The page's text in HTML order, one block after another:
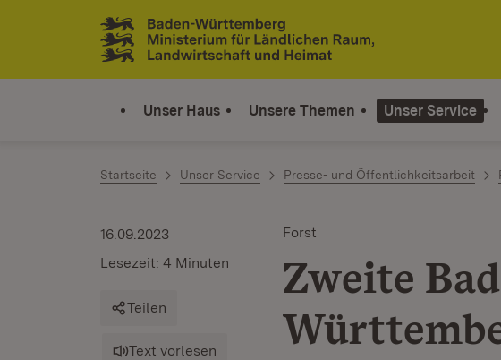
Zum Inhalt springen
Link zur Startseite
Unser Haus Unsere Themen Unser Service
Startseite Unser Service Presse- und Öffentlichkeitsarbeit
Forst
Zweite
16.09.2023
Lesezeit: 4 Minuten
Teilen
Text vorlesen